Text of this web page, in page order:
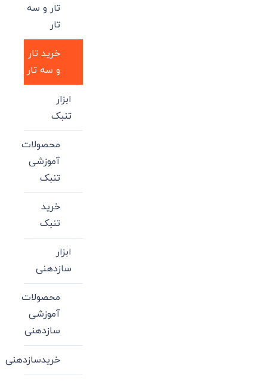
تار و سه
تار
خرید تار
و سه تار
ابزار
تنبک
محصولات
آموزشی
تنبک
خرید
تنبک
ابزار
سازدهنی
محصولات
آموزشی
سازدهنی
خریدسازدهنی